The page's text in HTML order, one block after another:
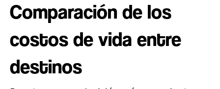
Comparación de los
costos de vida entre
destinos